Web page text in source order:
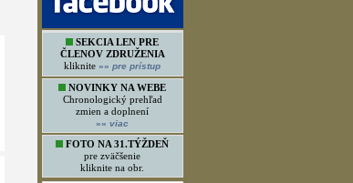
SEKCIA LEN PRE
ČLENOV ZDRUŽENIA
kliknite »» pre prístup
NOVINKY NA WEBE
Chronologický prehľad
zmien a doplnení
»» viac
FOTO NA 31.TÝŽDEŇ
pre zväčšenie
kliknite na obr.